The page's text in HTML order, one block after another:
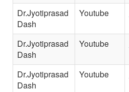
Dr.Jyotiprasad
Dash
Youtube
Dr.Jyotiprasad
Dash
Youtube
Dr.Jyotiprasad
Dash
Youtube